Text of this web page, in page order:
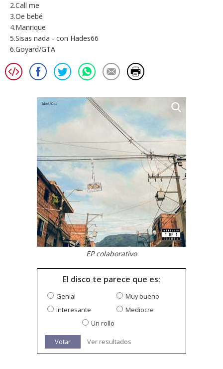
2.Call me
3.Oe bebé
4.Manrique
5.Sisas nada - con Hades66
6.Goyard/GTA
EP colaborativo
El disco te parece que es:
Genial
Muy bueno
Interesante
Mediocre
Un rollo
Votar Ver resultados